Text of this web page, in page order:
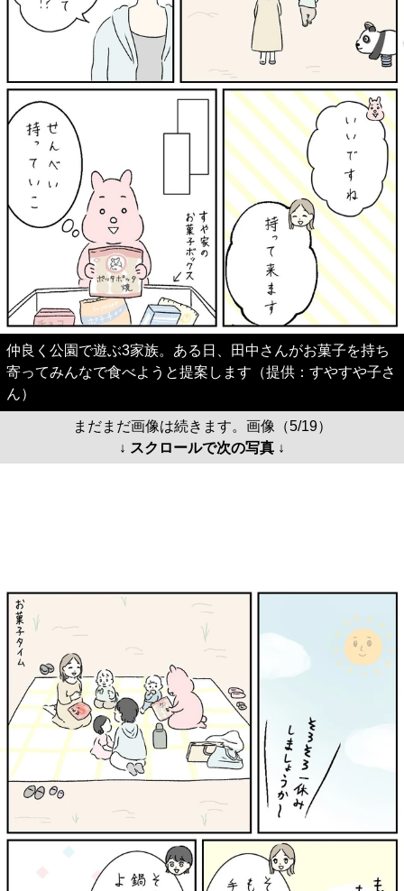
仲良く公園で遊ぶ3家族。ある日、田中さんがお菓子を持ち
寄ってみんなで食べようと提案します（提供：すやすや子さ
ん）
まだまだ画像は続きます。画像（5/19）
↓ スクロールで次の写真 ↓